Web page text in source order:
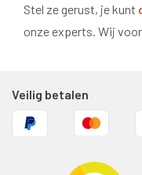
Stel ze gerust, je kunt
onze experts. Wij
Veilig betalen